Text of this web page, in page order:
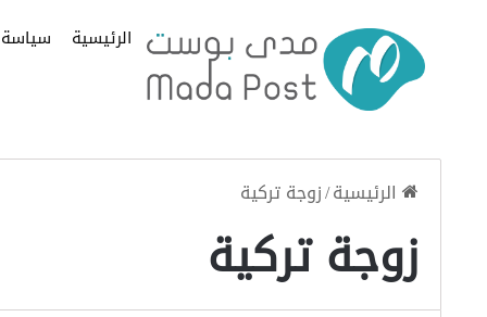
الرئيسية سياسة
الرئيسية/زوجة تركية
زوجة تركية